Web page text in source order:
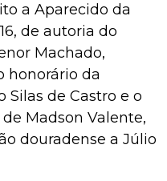
a Aparecido da
de autoria do
Machado,
honorário da
Silas de Castro e o
Madson Valente,
douradense a Júlio